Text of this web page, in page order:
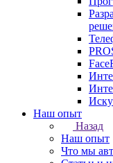
Наш опыт
Назад
Наш опыт
Что мы